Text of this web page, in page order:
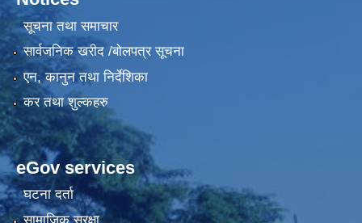
सूचना तथा समाचार
सार्वजनिक खरीद /बोलपत्र सूचना
एन, कानुन तथा निर्देशिका
कर तथा शुल्कहरु
eGov services
घटना दर्ता